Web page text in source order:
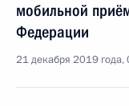
мобильной
Федерации
21 декабря 2019 года,